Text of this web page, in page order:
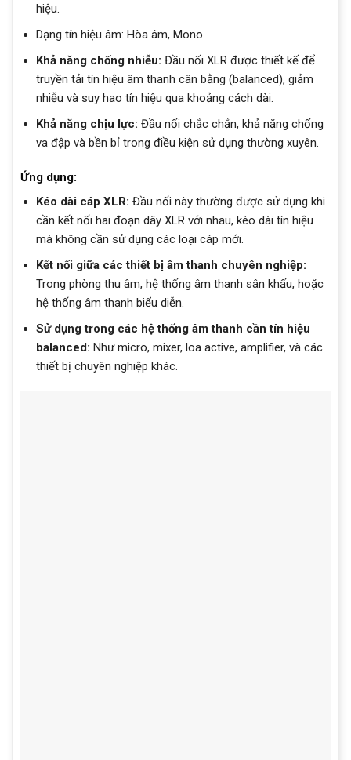
hiệu.
Dạng tín hiệu âm: Hòa âm, Mono.
Khả năng chống nhiễu: Đầu nối XLR được thiết kế để
truyền tải tín hiệu âm thanh cân bằng (balanced), giảm
nhiễu và suy hao tín hiệu qua khoảng cách dài.
Khả năng chịu lực: Đầu nối chắc chắn, khả năng chống
va đập và bền bỉ trong điều kiện sử dụng thường xuyên.
Ứng dụng:
Kéo dài cáp XLR: Đầu nối này thường được sử dụng khi
cần kết nối hai đoạn dây XLR với nhau, kéo dài tín hiệu
mà không cần sử dụng các loại cáp mới.
Kết nối giữa các thiết bị âm thanh chuyên nghiệp:
Trong phòng thu âm, hệ thống âm thanh sân khấu, hoặc
hệ thống âm thanh biểu diễn.
Sử dụng trong các hệ thống âm thanh cần tín hiệu
balanced: Như micro, mixer, loa active, amplifier, và các
thiết bị chuyên nghiệp khác.